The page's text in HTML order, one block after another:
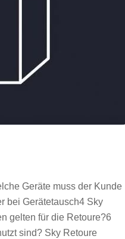
Geräte muss der Kunde
bei Gerätetausch4 Sky
gelten für die Retoure?6
sind? Sky Retoure